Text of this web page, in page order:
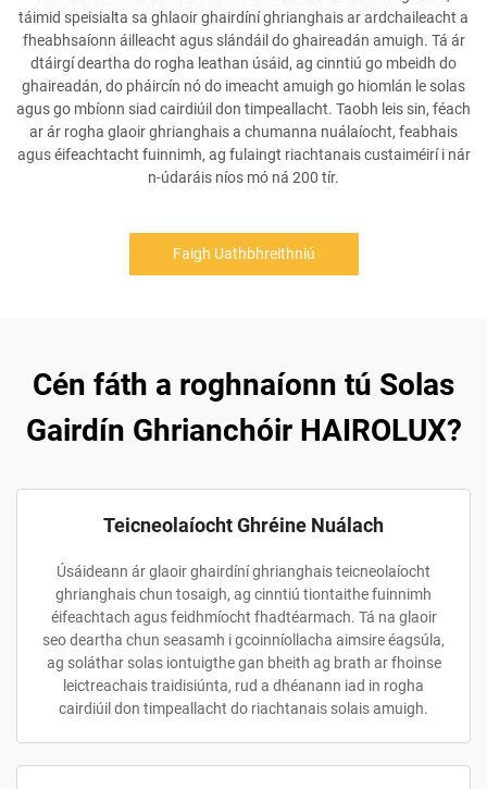
táimid speisialta sa ghlaoir ghairdíní ghrianghais ar ardchaileacht a
fheabhsaíonn áilleacht agus slándáil do ghaireadán amuigh. Tá ár
dtáirgí deartha do rogha leathan úsáid, ag cinntiú go mbeidh do
ghaireadán, do pháircín nó do imeacht amuigh go hiomlán le solas
agus go mbíonn siad cairdiúil don timpeallacht. Taobh leis sin, féach
ar ár rogha glaoir ghrianghais a chumanna nuálaíocht, feabhais
agus éifeachtacht fuinnimh, ag fulaingt riachtanais custaiméirí i nár
n-údaráis níos mó ná 200 tír.
Faigh Uathbhreithniú
Cén fáth a roghnaíonn tú Solas
Gairdín Ghrianchóir HAIROLUX?
Teicneolaíocht Ghréine Nuálach
Úsáideann ár glaoir ghairdíní ghrianghais teicneolaíocht
ghrianghais chun tosaigh, ag cinntiú tiontaithe fuinnimh
éifeachtach agus feidhmíocht fhadtéarmach. Tá na glaoir
seo deartha chun seasamh i gcoinníollacha aimsire éagsúla,
ag soláthar solas iontuigthe gan bheith ag brath ar fhoinse
leictreachais traidisiúnta, rud a dhéanann iad in rogha
cairdiúil don timpeallacht do riachtanais solais amuigh.